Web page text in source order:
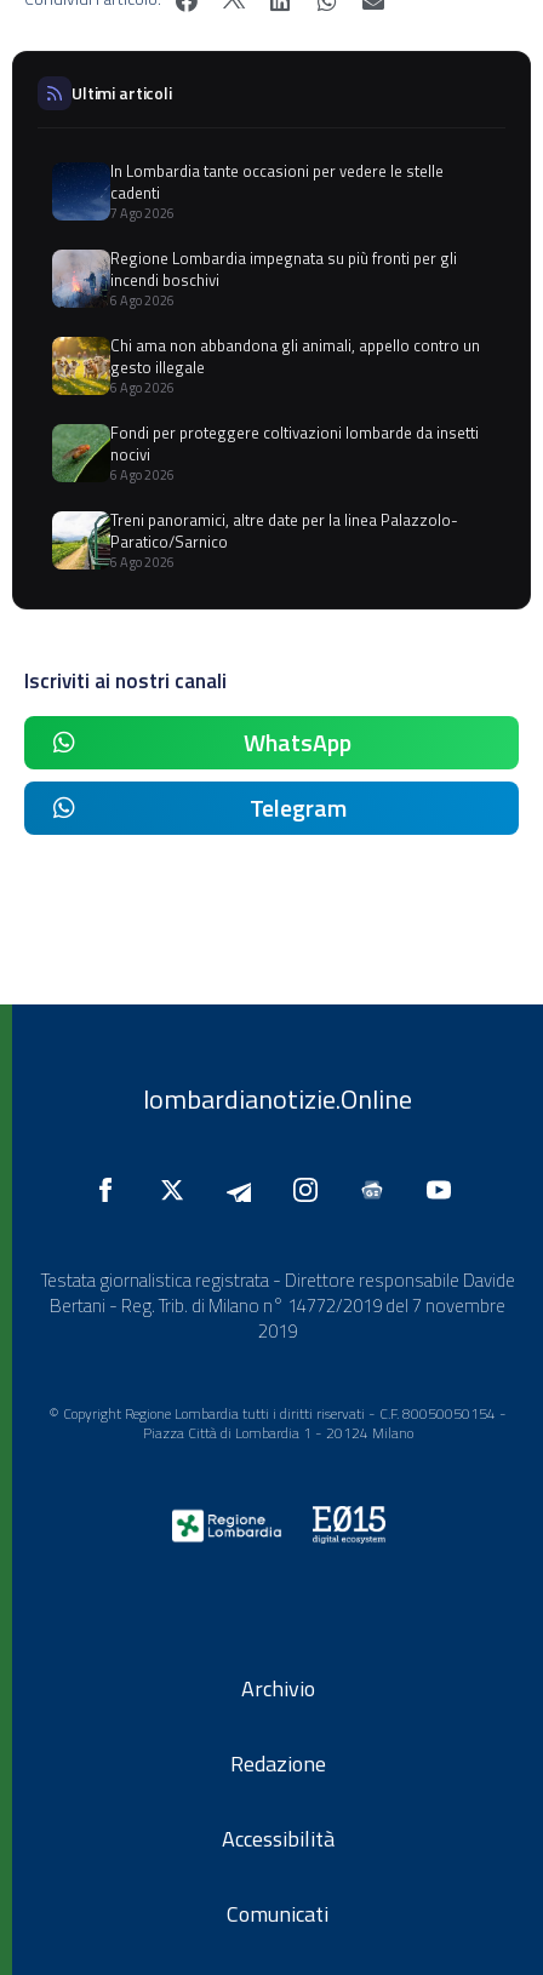
Ultimi articoli
In Lombardia tante occasioni per vedere le stelle
cadenti
7 Ago 2026
Regione Lombardia impegnata su più fronti per gli
incendi boschivi
6 Ago 2026
Chi ama non abbandona gli animali, appello contro un
gesto illegale
6 Ago 2026
Fondi per proteggere coltivazioni lombarde da insetti
nocivi
6 Ago 2026
Treni panoramici, altre date per la linea Palazzolo-
Paratico/Sarnico
6 Ago 2026
Iscriviti ai nostri canali
WhatsApp
Telegram
lombardianotizie.Online
Testata giornalistica registrata - Direttore responsabile Davide
Bertani - Reg. Trib. di Milano n° 14772/2019 del 7 novembre
2019
© Copyright Regione Lombardia tutti i diritti riservati - C.F. 80050050154 -
Piazza Città di Lombardia 1 - 20124 Milano
Archivio
Redazione
Accessibilità
Comunicati